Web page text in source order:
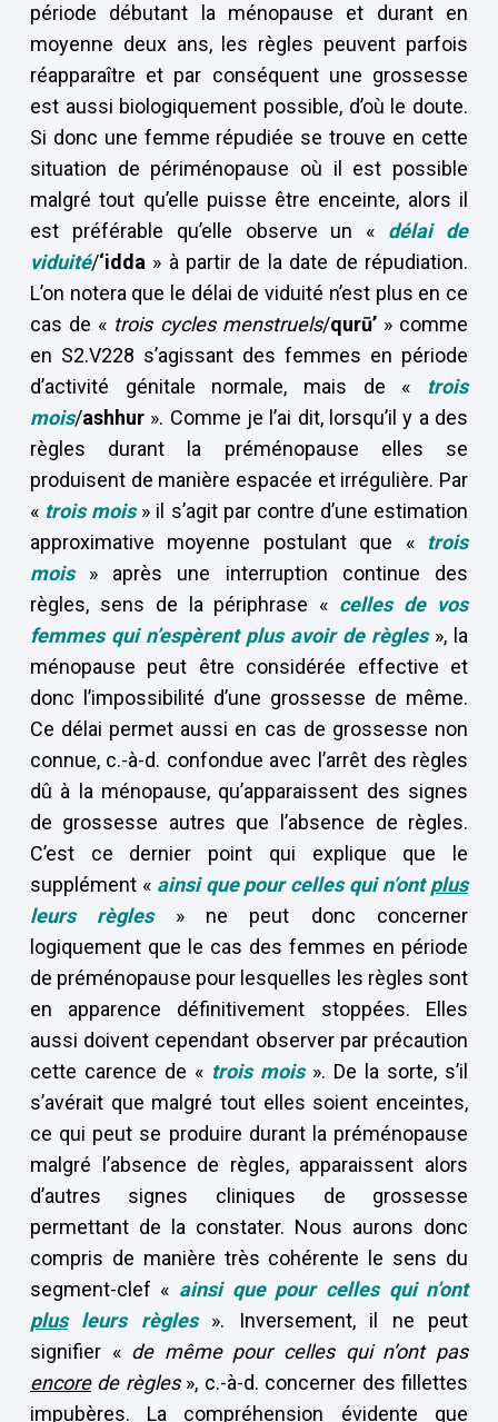
période débutant la ménopause et durant en
moyenne deux ans, les règles peuvent parfois
réapparaître et par conséquent une grossesse
est aussi biologiquement possible, d’où le doute.
Si donc une femme répudiée se trouve en cette
situation de périménopause où il est possible
malgré tout qu’elle puisse être enceinte, alors il
est préférable qu’elle observe un « délai de
viduité/‘idda » à partir de la date de répudiation.
L’on notera que le délai de viduité n’est plus en ce
cas de « trois cycles menstruels/qurū’» comme
en S2.V228 s’agissant des femmes en période
d’activité génitale normale, mais de « trois
mois/ashhur». Comme je l’ai dit, lorsqu’il y a des
règles durant la préménopause elles se
produisent de manière espacée et irrégulière. Par
« trois mois» il s’agit par contre d’une estimation
approximative moyenne postulant que « trois
mois» après une interruption continue des
règles, sens de la périphrase « celles de vos
femmes qui n’espèrent plus avoir de règles », la
ménopause peut être considérée effective et
donc l’impossibilité d’une grossesse de même.
Ce délai permet aussi en cas de grossesse non
connue, c.-à-d. confondue avec l’arrêt des règles
dû à la ménopause, qu’apparaissent des signes
de grossesse autres que l’absence de règles.
C’est ce dernier point qui explique que le
supplément « ainsi que pour celles qui n’ontplus
leurs règles» ne peut donc concerner
logiquement que le cas des femmes en période
de préménopause pour lesquelles les règles sont
en apparence définitivement stoppées. Elles
aussi doivent cependant observer par précaution
cette carence de « trois mois». De la sorte, s’il
s’avérait que malgré tout elles soient enceintes,
ce qui peut se produire durant la préménopause
malgré l’absence de règles, apparaissent alors
d’autres signes cliniques de grossesse
permettant de la constater. Nous aurons donc
compris de manière très cohérente le sens du
segment-clef « ainsi que pour celles qui n’ont
plusleurs règles». Inversement, il ne peut
signifier « de même pour celles qui n’ont pas
encorede règles », c.-à-d. concerner des fillettes
impubères. La compréhension évidente que